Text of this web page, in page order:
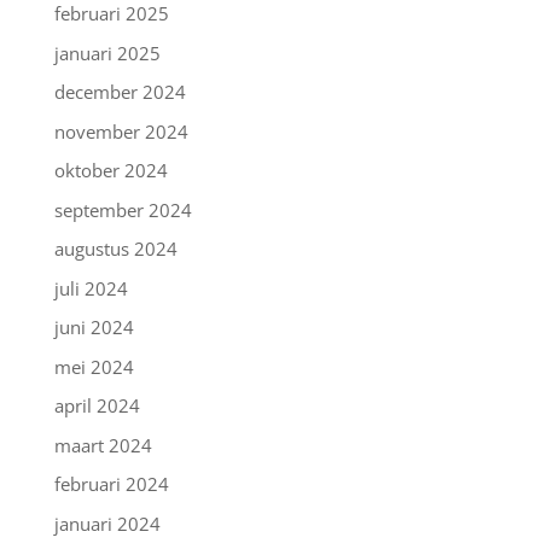
februari 2025
januari 2025
december 2024
november 2024
oktober 2024
september 2024
augustus 2024
juli 2024
juni 2024
mei 2024
april 2024
maart 2024
februari 2024
januari 2024